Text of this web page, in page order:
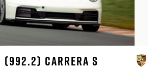
(992.2) CARRERA S